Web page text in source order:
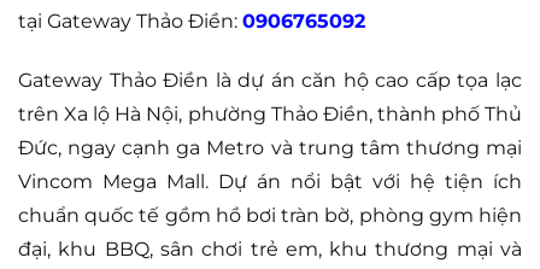
tại Gateway Thảo Điền: 0906765092
Gateway Thảo Điền là dự án căn hộ cao cấp tọa lạc
trên Xa lộ Hà Nội, phường Thảo Điền, thành phố Thủ
Đức, ngay cạnh ga Metro và trung tâm thương mại
Vincom Mega Mall. Dự án nổi bật với hệ tiện ích
chuẩn quốc tế gồm hồ bơi tràn bờ, phòng gym hiện
đại, khu BBQ, sân chơi trẻ em, khu thương mại và